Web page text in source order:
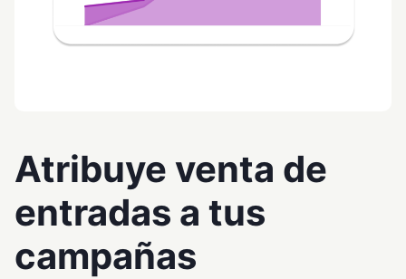
Atribuye venta de
entradas a tus
campañas